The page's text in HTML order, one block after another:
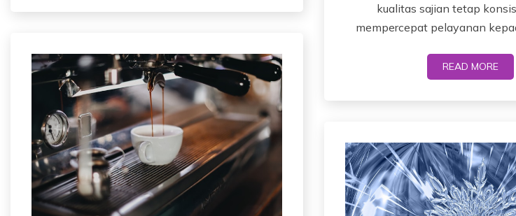
kualitas sajian tetap
mempercepat pelayanan
READ MORE